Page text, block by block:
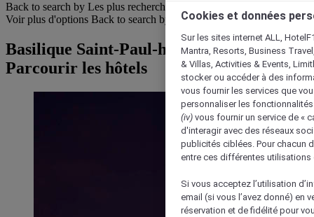
Back to search by Les plus recherchés
Voir plus d'options Back to search by categories
Basilique Saint-Paul-hors-les-Murs :
Parcourir les hôtels
Cookies et données
Sur les sites internet ALL,
Mantra, Resorts, Business
& Villas, Activities & Events,
stocker ou accéder à des
vous fournir les services que
personnaliser les
(iv) vous fournir un service de «
d'interagir avec des réseaux
publicités ciblées. Pour chacun
entre ces différentes utilisations
Si vous acceptez l’utilisation
email (si vous l’avez donné) en
réservation et de fidélité pour